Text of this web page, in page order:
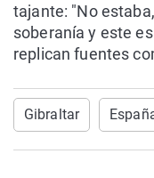
tajante: "No
soberanía y este
replican fuentes
Gibraltar